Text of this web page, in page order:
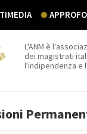
L'ANM è
dei magistrati
l'indipendenza e